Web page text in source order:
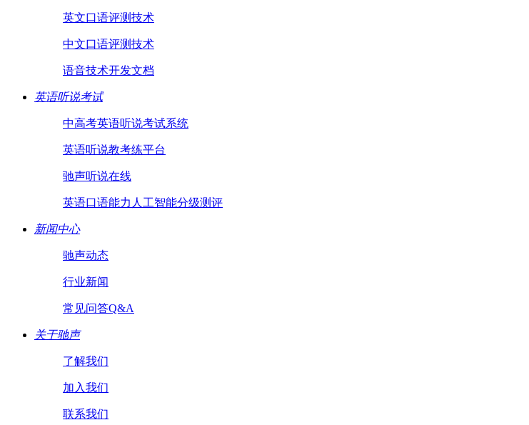
英文口语评测技术
中文口语评测技术
语音技术开发文档
英语听说考试
中高考英语听说考试系统
英语听说教考练平台
驰声听说在线
英语口语能力人工智能分级测评
新闻中心
驰声动态
行业新闻
常见问答Q&A
关于驰声
了解我们
加入我们
联系我们